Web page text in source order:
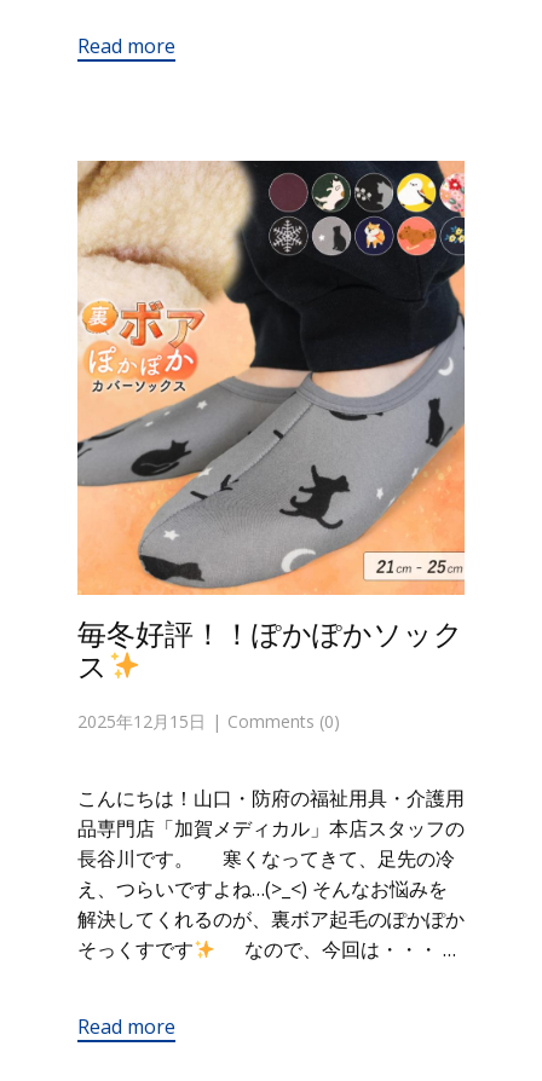
Read more
毎冬好評！！ぽかぽかソック
ス
2025年12月15日 Comments (0)
こんにちは！山口・防府の福祉用具・介護用
品専門店「加賀メディカル」本店スタッフの
長谷川です。 寒くなってきて、足先の冷
え、つらいですよね…(>_<) そんなお悩みを
解決してくれるのが、裏ボア起毛のぽかぽか
そっくすです
なので、今回は・・・ …
Read more